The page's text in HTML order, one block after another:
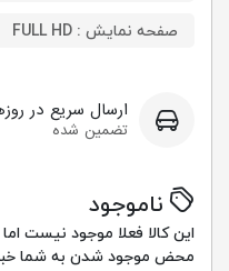
صفحه نمایش : FULL HD
ارسال سریع در
تضمین شده
ناموجود
این کالا فعلا موجود نیست اما
محض موجود شدن به شما